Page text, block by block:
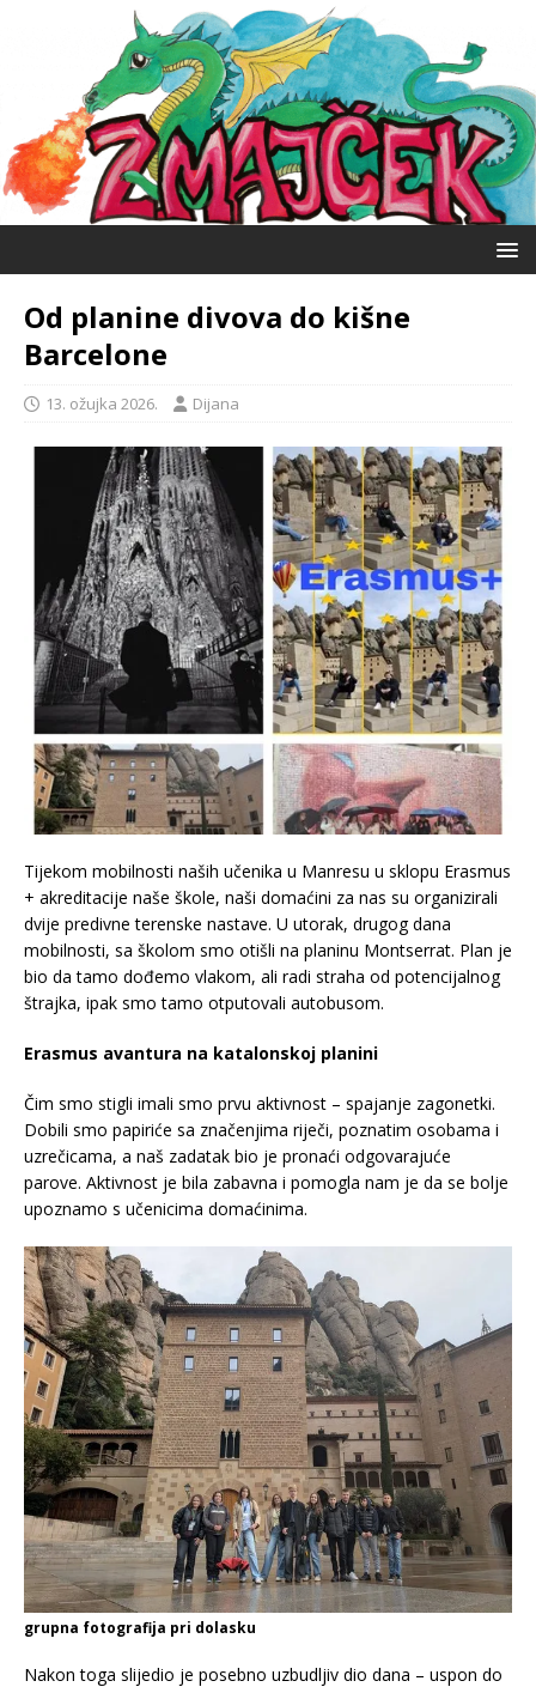
Od planine divova do kišne
Barcelone
13. ožujka 2026. Dijana
Tijekom mobilnosti naših učenika u Manresu u sklopu Erasmus
+ akreditacije naše škole, naši domaćini za nas su organizirali
dvije predivne terenske nastave. U utorak, drugog dana
mobilnosti, sa školom smo otišli na planinu Montserrat. Plan je
bio da tamo dođemo vlakom, ali radi straha od potencijalnog
štrajka, ipak smo tamo otputovali autobusom.
Erasmus avantura na katalonskoj planini
Čim smo stigli imali smo prvu aktivnost – spajanje zagonetki.
Dobili smo papiriće sa značenjima riječi, poznatim osobama i
uzrečicama, a naš zadatak bio je pronaći odgovarajuće
parove. Aktivnost je bila zabavna i pomogla nam je da se bolje
upoznamo s učenicima domaćinima.
grupna fotografija pri dolasku
Nakon toga slijedio je posebno uzbudljiv dio dana – uspon do